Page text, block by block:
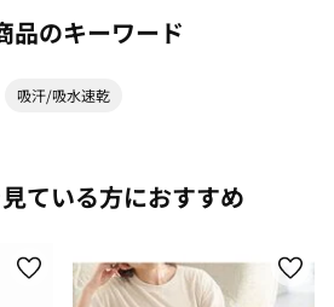
品のキーワード
吸汗/吸水速乾
ている方におすすめ